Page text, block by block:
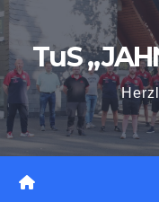
Zum
Inhalt
springenTuS